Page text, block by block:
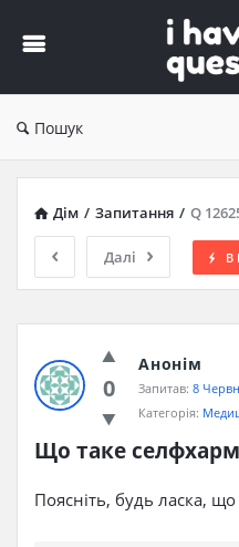
Пошук
Дім / Запитання / Q
Далі В
0
Анонім
Запитав: 8
Категорія:
Що таке
Поясніть, будь ласка,